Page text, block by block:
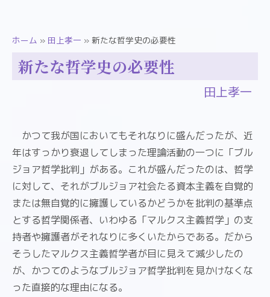
ホーム » 田上孝一 » 新たな哲学史の必要性
新たな哲学史の必要性
田上孝一
かつて我が国においてもそれなりに盛んだったが、近
年はすっかり衰退してしまった理論活動の一つに「ブル
ジョア哲学批判」がある。これが盛んだったのは、哲学
に対して、それがブルジョア社会たる資本主義を自覚的
または無自覚的に擁護しているかどうかを批判の基準点
とする哲学関係者、いわゆる「マルクス主義哲学」の支
持者や擁護者がそれなりに多くいたからである。だから
そうしたマルクス主義哲学者が目に見えて減少したの
が、かつてのようなブルジョア哲学批判を見かけなくな
った直接的な理由になる。